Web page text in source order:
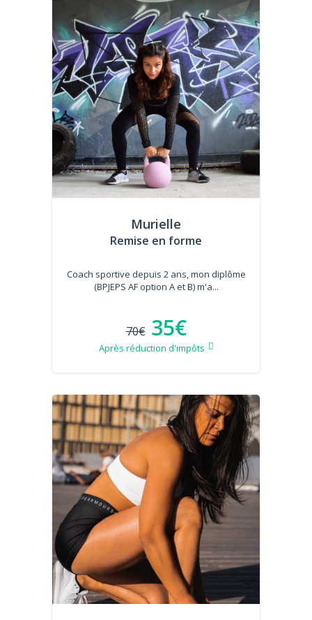
Murielle
Remise en forme
Coach sportive depuis 2 ans, mon diplôme
(BPJEPS AF option A et B) m'a...
70€ 35€
Après réduction d'impôts